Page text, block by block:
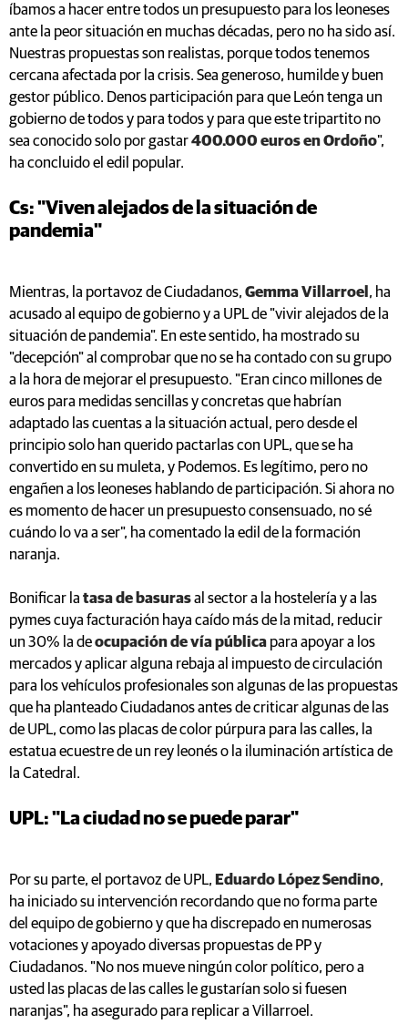
íbamos a hacer entre todos un presupuesto para los leoneses
ante la peor situación en muchas décadas, pero no ha sido así.
Nuestras propuestas son realistas, porque todos tenemos
cercana afectada por la crisis. Sea generoso, humilde y buen
gestor público. Denos participación para que León tenga un
gobierno de todos y para todos y para que este tripartito no
sea conocido solo por gastar400.000 euros en Ordoño",
ha concluido el edil popular.
Cs: "Viven alejados de la situación de
pandemia"
Mientras, la portavoz de Ciudadanos, Gemma Villarroel , ha
acusado al equipo de gobierno y a UPL de "vivir alejados de la
situación de pandemia". En este sentido, ha mostrado su
"decepción" al comprobar que no se ha contado con su grupo
a la hora de mejorar el presupuesto. "Eran cinco millones de
euros para medidas sencillas y concretas que habrían
adaptado las cuentas a la situación actual, pero desde el
principio solo han querido pactarlas con UPL, que se ha
convertido en su muleta, y Podemos. Es legítimo, pero no
engañen a los leoneses hablando de participación. Si ahora no
es momento de hacer un presupuesto consensuado, no sé
cuándo lo va a ser", ha comentado la edil de la formación
naranja.
Bonificar la tasa de basurasal sector a la hostelería y a las
pymes cuya facturación haya caído más de la mitad, reducir
un 30% la deocupación de vía pública para apoyar a los
mercados y aplicar alguna rebaja al impuesto de circulación
para los vehículos profesionales son algunas de las propuestas
que ha planteado Ciudadanos antes de criticar algunas de las
de UPL, como las placas de color púrpura para las calles, la
estatua ecuestre de un rey leonés o la iluminación artística de
la Catedral.
UPL: "La ciudad no se puede parar"
Por su parte, el portavoz de UPL, Eduardo López Sendino,
ha iniciado su intervención recordando que no forma parte
del equipo de gobierno y que ha discrepado en numerosas
votaciones y apoyado diversas propuestas de PP y
Ciudadanos. "No nos mueve ningún color político, pero a
usted las placas de las calles le gustarían solo si fuesen
naranjas", ha asegurado para replicar a Villarroel.